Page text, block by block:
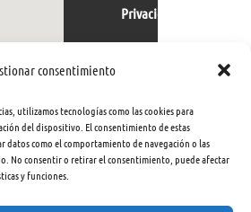
consentimiento
utilizamos tecnologías como las cookies para
del dispositivo. El consentimiento de estas
datos como el comportamiento de navegación o las
No consentir o retirar el consentimiento, puede afectar
y funciones.
Privacidad